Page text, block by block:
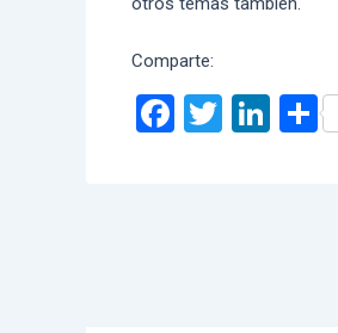
Comparte:
F
T
Li C